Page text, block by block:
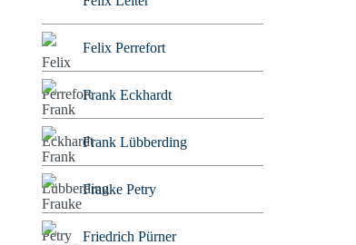
Felix Perrefort
Frank Eckhardt
Frank Lübberding
Frauke Petry
Friedrich Pürner